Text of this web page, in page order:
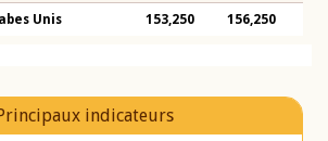
Unis 153,250 156,250
indicateurs